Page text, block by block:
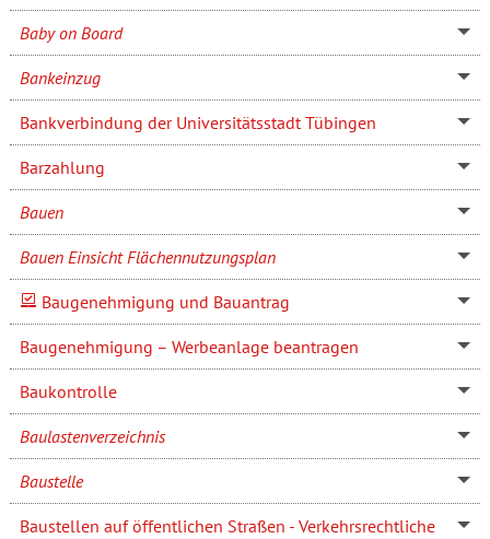
Baby on Board
Bankeinzug
Bankverbindung der Universitätsstadt Tübingen
Barzahlung
Bauen
Bauen Einsicht Flächennutzungsplan
Baugenehmigung und Bauantrag
Baugenehmigung – Werbeanlage beantragen
Baukontrolle
Baulastenverzeichnis
Baustelle
Baustellen auf öffentlichen Straßen - Verkehrsrechtliche